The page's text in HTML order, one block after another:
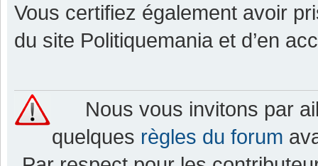
Vous certifiez également avoir
du site Politiquemania et d’en
Nous vous invitons par
quelques règles du forum